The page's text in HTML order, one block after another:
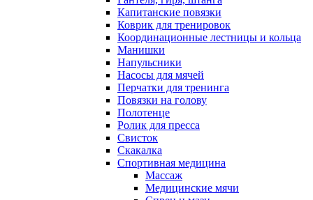
Капитанские повязки
Коврик для тренировок
Координационные лестницы и кольца
Манишки
Напульсники
Насосы для мячей
Перчатки для тренинга
Повязки на голову
Полотенце
Ролик для пресса
Свисток
Скакалка
Спортивная медицина
Массаж
Медицинские мячи